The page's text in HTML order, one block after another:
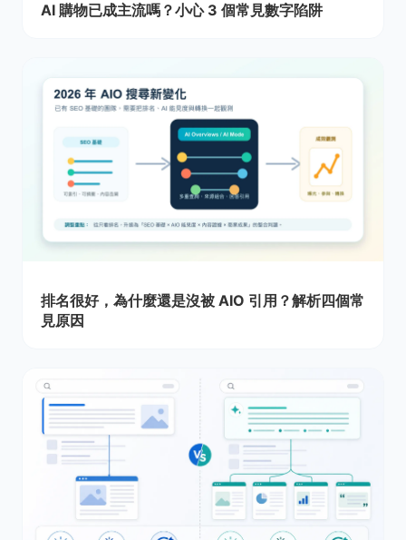
AI 購物已成主流嗎？小心 3 個常見數字陷阱
排名很好，為什麼還是沒被 AIO 引用？解析四個常
見原因